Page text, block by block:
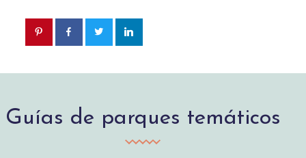
Guías de parques temáticos